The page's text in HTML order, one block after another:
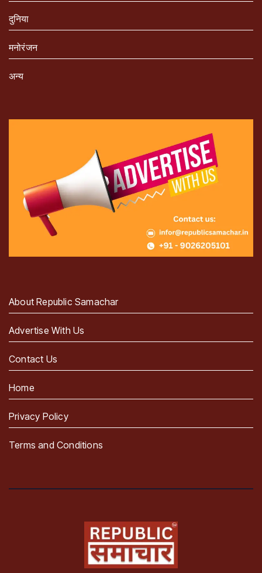
दुनिया
मनोरंजन
अन्य
About Republic Samachar
Advertise With Us
Contact Us
Home
Privacy Policy
Terms and Conditions